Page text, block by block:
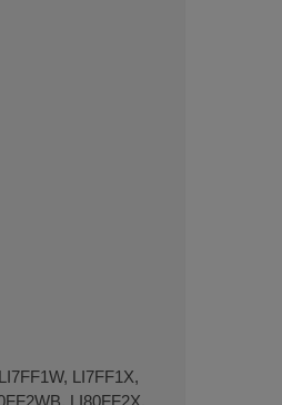
LI7FF1X,
LI80FF2X,